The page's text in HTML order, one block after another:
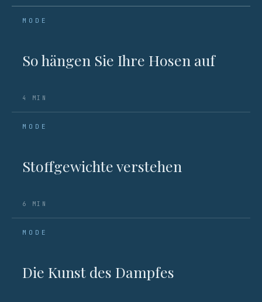
MODE
So hängen Sie Ihre Hosen auf
4 MIN
MODE
Stoffgewichte verstehen
6 MIN
MODE
Die Kunst des Dampfes